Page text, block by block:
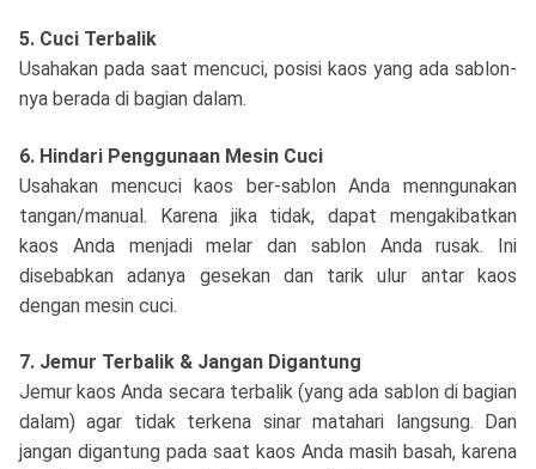
5. Cuci Terbalik
Usahakan pada saat mencuci, posisi kaos yang ada sablon-
nya berada di bagian dalam.
6. Hindari Penggunaan Mesin Cuci
Usahakan mencuci kaos ber-sablon Anda menngunakan
tangan/manual. Karena jika tidak, dapat mengakibatkan
kaos Anda menjadi melar dan sablon Anda rusak. Ini
disebabkan adanya gesekan dan tarik ulur antar kaos
dengan mesin cuci.
7. Jemur Terbalik & Jangan Digantung
Jemur kaos Anda secara terbalik (yang ada sablon di bagian
dalam) agar tidak terkena sinar matahari langsung. Dan
jangan digantung pada saat kaos Anda masih basah, karena